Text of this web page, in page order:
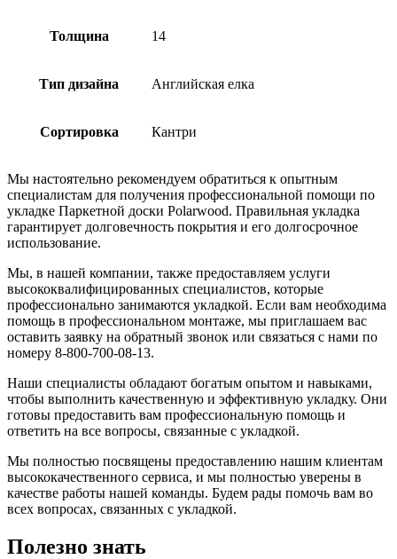
Толщина 14
Тип дизайна Английская елка
Сортировка Кантри
Мы настоятельно рекомендуем обратиться к опытным
специалистам для получения профессиональной помощи по
укладке Паркетной доски Polarwood. Правильная укладка
гарантирует долговечность покрытия и его долгосрочное
использование.
Мы, в нашей компании, также предоставляем услуги
высококвалифицированных специалистов, которые
профессионально занимаются укладкой. Если вам необходима
помощь в профессиональном монтаже, мы приглашаем вас
оставить заявку на обратный звонок или связаться с нами по
номеру 8-800-700-08-13.
Наши специалисты обладают богатым опытом и навыками,
чтобы выполнить качественную и эффективную укладку. Они
готовы предоставить вам профессиональную помощь и
ответить на все вопросы, связанные с укладкой.
Мы полностью посвящены предоставлению нашим клиентам
высококачественного сервиса, и мы полностью уверены в
качестве работы нашей команды. Будем рады помочь вам во
всех вопросах, связанных с укладкой.
Полезно знать